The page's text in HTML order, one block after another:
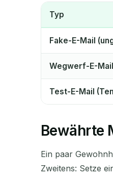
Typ
Fake-E-Mail
Wegwerf-E-Mail
Test-E-Mail
Bewährte
Ein paar
Zweitens: Setze